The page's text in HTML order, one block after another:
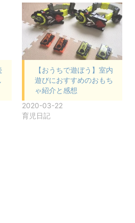
【おうちで遊ぼう】室内
遊びにおすすめのおもち
ゃ紹介と感想
2020-03-22
育児日記